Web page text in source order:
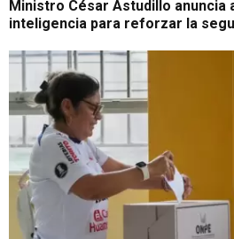
Ministro César Astudillo anuncia
inteligencia para reforzar la